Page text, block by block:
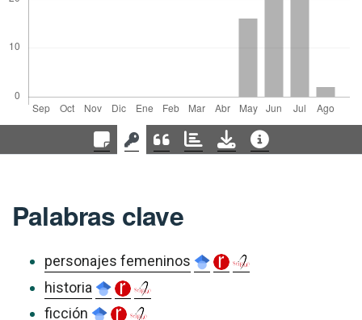
Palabras clave
personajes femeninos
historia
ficción